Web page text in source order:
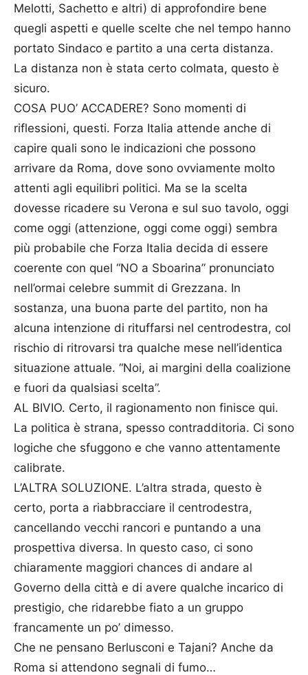
Melotti, Sachetto e altri) di approfondire bene
quegli aspetti e quelle scelte che nel tempo hanno
portato Sindaco e partito a una certa distanza.
La distanza non è stata certo colmata, questo è
sicuro.
COSA PUO’ ACCADERE? Sono momenti di
riflessioni, questi. Forza Italia attende anche di
capire quali sono le indicazioni che possono
arrivare da Roma, dove sono ovviamente molto
attenti agli equilibri politici. Ma se la scelta
dovesse ricadere su Verona e sul suo tavolo, oggi
come oggi (attenzione, oggi come oggi) sembra
più probabile che Forza Italia decida di essere
coerente con quel “NO a Sboarina” pronunciato
nell’ormai celebre summit di Grezzana. In
sostanza, una buona parte del partito, non ha
alcuna intenzione di rituffarsi nel centrodestra, col
rischio di ritrovarsi tra qualche mese nell’identica
situazione attuale. “Noi, ai margini della coalizione
e fuori da qualsiasi scelta”.
AL BIVIO. Certo, il ragionamento non finisce qui.
La politica è strana, spesso contradditoria. Ci sono
logiche che sfuggono e che vanno attentamente
calibrate.
L’ALTRA SOLUZIONE. L’altra strada, questo è
certo, porta a riabbracciare il centrodestra,
cancellando vecchi rancori e puntando a una
prospettiva diversa. In questo caso, ci sono
chiaramente maggiori chances di andare al
Governo della città e di avere qualche incarico di
prestigio, che ridarebbe fiato a un gruppo
francamente un po’ dimesso.
Che ne pensano Berlusconi e Tajani? Anche da
Roma si attendono segnali di fumo…